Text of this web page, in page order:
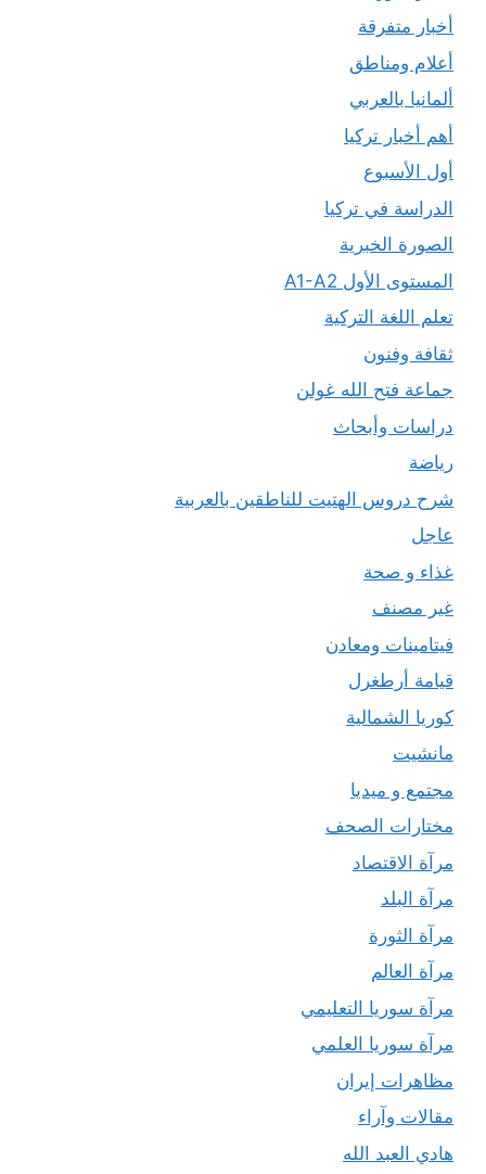
أخبار متفرقة
أعلام ومناطق
ألمانيا بالعربي
أهم أخبار تركيا
أول الأسبوع
الدراسة في تركيا
الصورة الخبرية
المستوى الأول A1-A2
تعلم اللغة التركية
ثقافة وفنون
جماعة فتح الله غولن
دراسات وأبحاث
رياضة
شرح دروس الهتيت للناطقين بالعربية
عاجل
غذاء و صحة
غير مصنف
فيتامينات ومعادن
قيامة أرطغرل
كوريا الشمالية
مانشيت
مجتمع و ميديا
مختارات الصحف
مرآة الاقتصاد
مرآة البلد
مرآة الثورة
مرآة العالم
مرآة سوريا التعليمي
مرآة سوريا العلمي
مظاهرات إيران
مقالات وآراء
هادي العبد الله